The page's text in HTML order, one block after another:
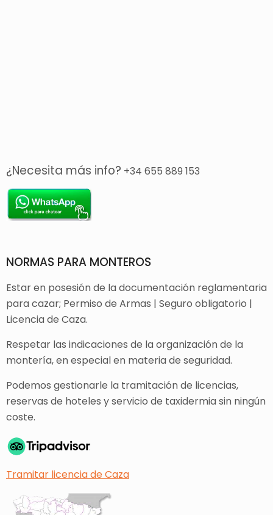
¿Necesita más info? +34 655 889 153
NORMAS PARA MONTEROS
Estar en posesión de la documentación reglamentaria
para cazar; Permiso de Armas | Seguro obligatorio |
Licencia de Caza.
Respetar las indicaciones de la organización de la
montería, en especial en materia de seguridad.
Podemos gestionarle la tramitación de licencias,
reservas de hoteles y servicio de taxidermia sin ningún
coste.
Tramitar licencia de Caza